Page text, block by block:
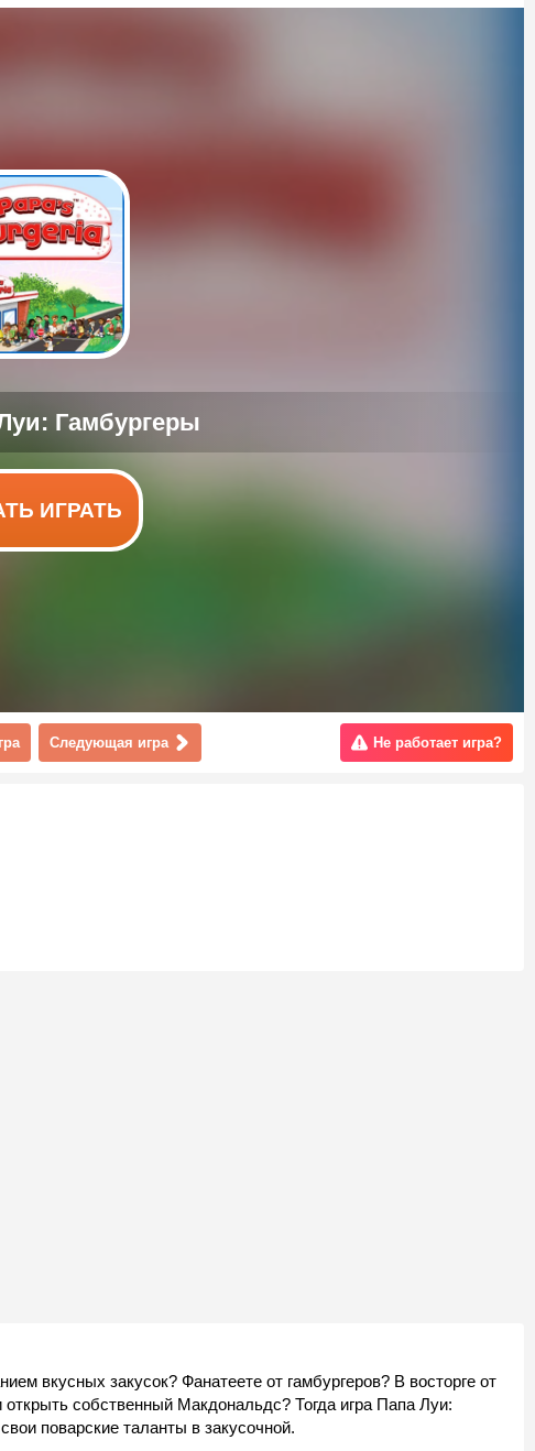
ИГРАТЬ
Следующая игра Не работает игра?
вкусных закусок? Фанатеете от гамбургеров? В восторге от
собственный Макдональдс? Тогда игра Папа Луи:
поварские таланты в закусочной.